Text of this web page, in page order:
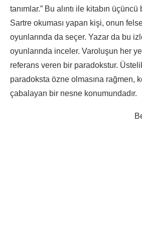
tanımlar.” Bu alıntı ile kitabın
Sartre okuması yapan kişi, onun
oyunlarında da seçer. Yazar da bu
oyunlarında inceler. Varoluşun her
referans veren bir paradokstur.
paradoksta özne olmasına rağmen,
çabalayan bir nesne konumundadır.